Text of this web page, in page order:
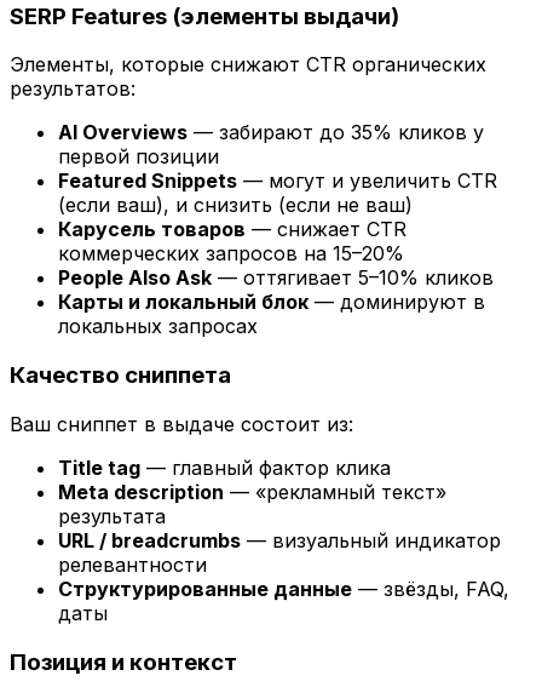
SERP Features (элементы выдачи)
Элементы, которые снижают CTR органических
результатов:
AI Overviews — забирают до 35% кликов у
первой позиции
Featured Snippets — могут и увеличить CTR
(если ваш), и снизить (если не ваш)
Карусель товаров — снижает CTR
коммерческих запросов на 15–20%
People Also Ask — оттягивает 5–10% кликов
Карты и локальный блок — доминируют в
локальных запросах
Качество сниппета
Ваш сниппет в выдаче состоит из:
Title tag — главный фактор клика
Meta description — «рекламный текст»
результата
URL / breadcrumbs — визуальный индикатор
релевантности
Структурированные данные — звёзды, FAQ,
даты
Позиция и контекст